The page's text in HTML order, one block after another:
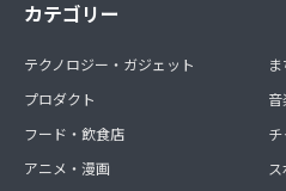
カテゴリー
テクノロジー・ガジェット
プロダクト
フード・飲食店
アニメ・漫画